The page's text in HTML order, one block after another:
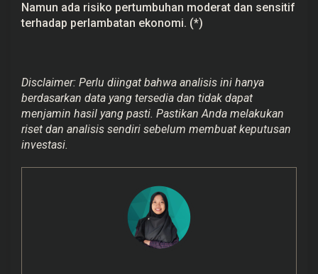
Namun ada risiko pertumbuhan moderat dan sensitif
terhadap perlambatan ekonomi. (*)
Disclaimer: Perlu diingat bahwa analisis ini hanya
berdasarkan data yang tersedia dan tidak dapat
menjamin hasil yang pasti. Pastikan Anda melakukan
riset dan analisis sendiri sebelum membuat keputusan
investasi.